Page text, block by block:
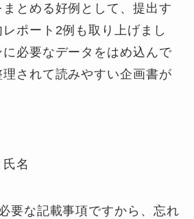
とめる好例として、提出す
ポート2例も取り上げまし
必要なデータをはめ込んで
されて読みやすい企画書が
名
要な記載事項ですから、忘れ